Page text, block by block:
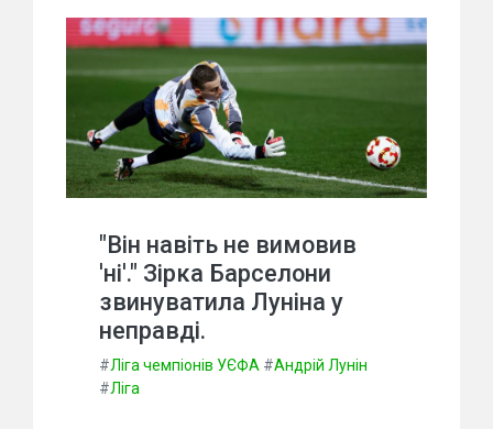
"Він навіть не вимовив
'ні'." Зірка Барселони
звинуватила Луніна у
неправді.
#Ліга чемпіонів УЄФА #Андрій Лунін
#Ліга